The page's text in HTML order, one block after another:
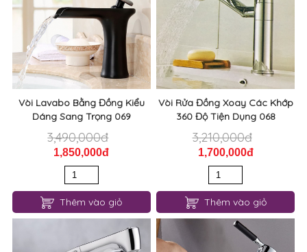
Vòi Lavabo Bằng Đồng Kiểu
Dáng Sang Trọng 069
3,490,000đ
1,850,000đ
Thêm vào giỏ
Vòi Rửa Đồng Xoay Các Khớp
360 Độ Tiện Dụng 068
3,210,000đ
1,700,000đ
Thêm vào giỏ